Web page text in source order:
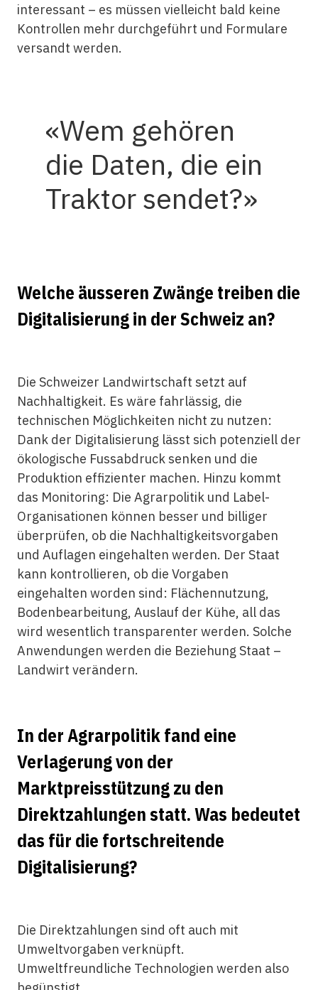
interessant – es müssen vielleicht bald keine
Kontrollen mehr durchgeführt und Formulare
versandt werden.
Wem gehören
die Daten, die ein
Traktor sendet?
Welche äusseren Zwänge treiben die
Digitalisierung in der Schweiz an?
Die Schweizer Landwirtschaft setzt auf
Nachhaltigkeit. Es wäre fahrlässig, die
technischen Möglichkeiten nicht zu nutzen:
Dank der Digitalisierung lässt sich potenziell der
ökologische Fussabdruck senken und die
Produktion effizienter machen. Hinzu kommt
das Monitoring: Die Agrarpolitik und Label-
Organisationen können besser und billiger
überprüfen, ob die Nachhaltigkeitsvorgaben
und Auflagen eingehalten werden. Der Staat
kann kontrollieren, ob die Vorgaben
eingehalten worden sind: Flächennutzung,
Bodenbearbeitung, Auslauf der Kühe, all das
wird wesentlich transparenter werden. Solche
Anwendungen werden die Beziehung Staat –
Landwirt verändern.
In der Agrarpolitik fand eine
Verlagerung von der
Marktpreisstützung zu den
Direktzahlungen statt. Was bedeutet
das für die fortschreitende
Digitalisierung?
Die Direktzahlungen sind oft auch mit
Umweltvorgaben verknüpft.
Umweltfreundliche Technologien werden also